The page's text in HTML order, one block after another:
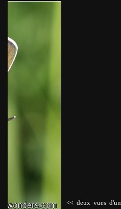
<< deux vues